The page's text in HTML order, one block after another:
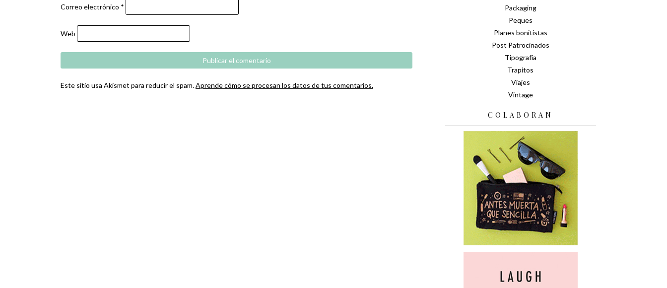
Correo electrónico *
Web
Este sitio usa Akismet para reducir el spam.Aprende cómo se procesan los datos de tus comentarios.
Packaging
Peques
Planes bonitistas
Post Patrocinados
Tipografía
Trapitos
Viajes
Vintage
COLABORAN